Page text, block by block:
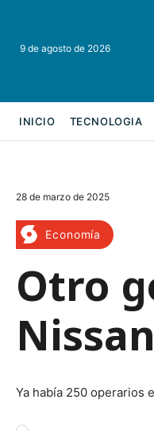
9 de agosto de 2026
INICIO TECNOLOGIA
28 de marzo de 2025
Economía
Otro
Ya había 250 operarios